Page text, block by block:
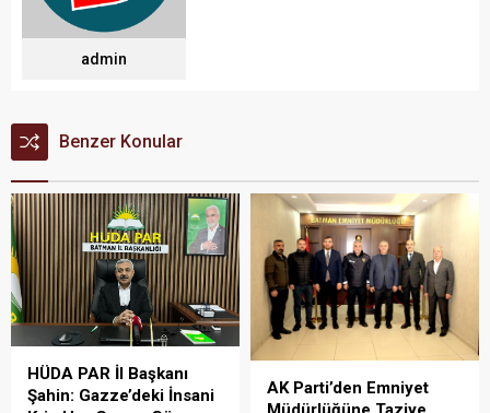
admin
Benzer Konular
HÜDA PAR İl Başkanı
Şahin: Gazze’deki İnsani
AK Parti’den Emniyet